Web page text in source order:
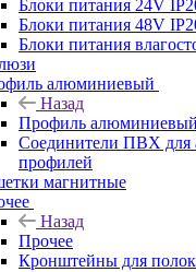
Блоки питания 24V
Блоки питания 48V
Блоки питания
алюминиевый
Назад
Профиль алюминиевый
Соединители ПВХ
профилей
магнитные
Назад
Прочее
Кронштейны для полок